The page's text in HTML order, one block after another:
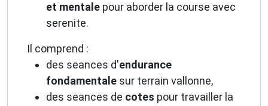
et mentale pour aborder la course avec
serenite.
Il comprend :
des seances d'endurance
fondamentale sur terrain vallonne,
des seances de cotes pour travailler la